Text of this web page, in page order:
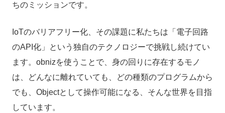
ちのミッションです。
IoTのバリアフリー化、その課題に私たちは「電子回路
のAPI化」という独自のテクノロジーで挑戦し続けてい
ます。obnizを使うことで、身の回りに存在するモノ
は、どんなに離れていても、どの種類のプログラムから
でも、Objectとして操作可能になる、そんな世界を目指
しています。